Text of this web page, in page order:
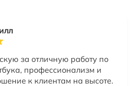
за отличную работу по
профессионализм и
к клиентам на высоте.